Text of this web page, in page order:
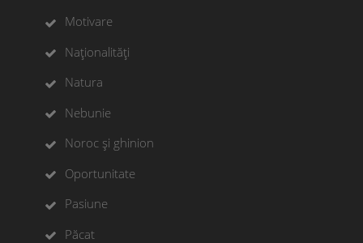
Motivare
Naționalități
Natura
Nebunie
Noroc și ghinion
Oportunitate
Pasiune
Păcat